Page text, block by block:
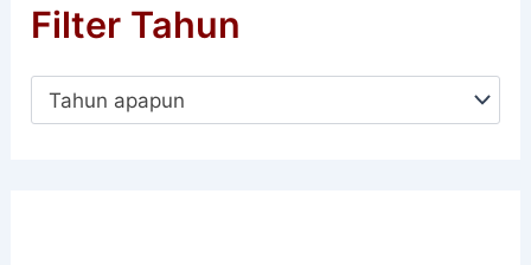
Filter Tahun
Tahun apapun